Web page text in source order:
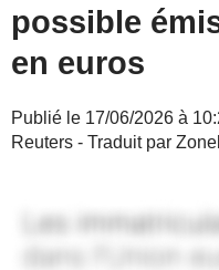
possible
en euros
Publié le 17/06/2026 à
Reuters - Traduit par